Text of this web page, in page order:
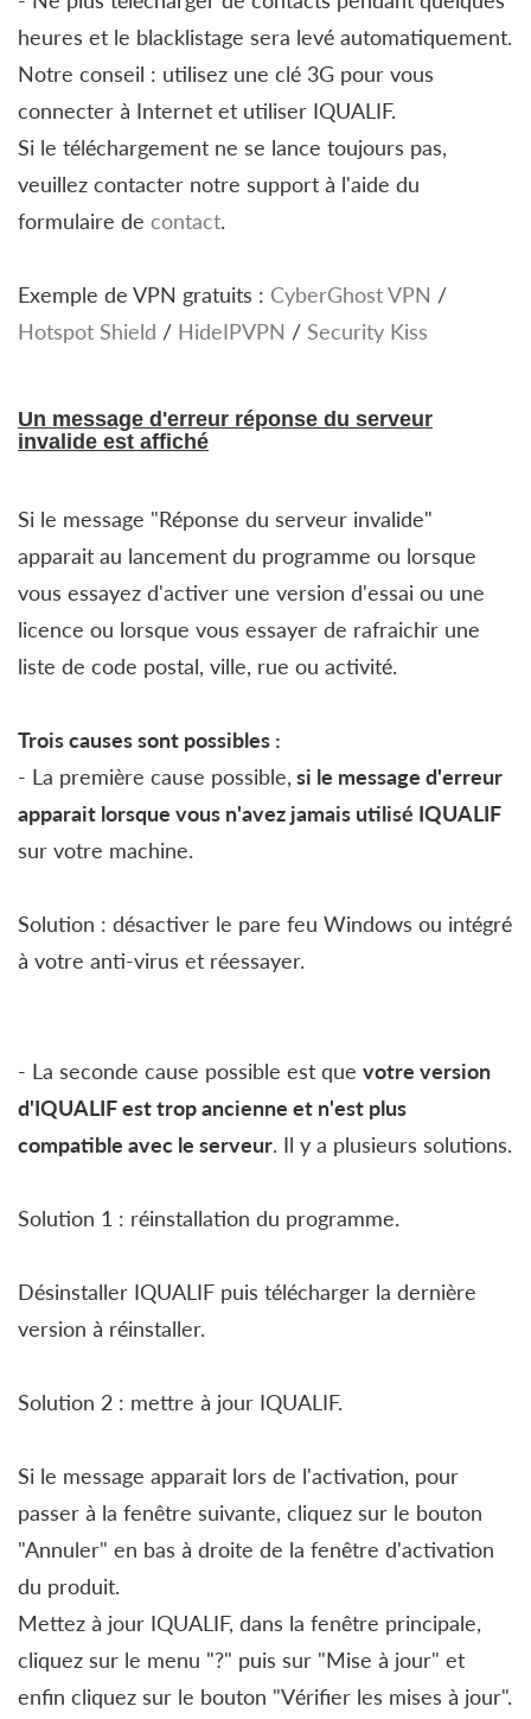
heures et le blacklistage sera levé automatiquement.
Notre conseil : utilisez une clé 3G pour vous
connecter à Internet et utiliser IQUALIF.
Si le téléchargement ne se lance toujours pas,
veuillez contacter notre support à l'aide du
formulaire de contact.
Exemple de VPN gratuits : CyberGhost VPN /
Hotspot Shield / HideIPVPN / Security Kiss
Un message d'erreur réponse du serveur
invalide est affiché
Si le message "Réponse du serveur invalide"
apparait au lancement du programme ou lorsque
vous essayez d'activer une version d'essai ou une
licence ou lorsque vous essayer de rafraichir une
liste de code postal, ville, rue ou activité.
Trois causes sont possibles :
- La première cause possible, si le message d'erreur
apparait lorsque vous n'avez jamais utilisé IQUALIF
sur votre machine.
Solution : désactiver le pare feu Windows ou intégré
à votre anti-virus et réessayer.
- La seconde cause possible est que votre version
d'IQUALIF est trop ancienne et n'est plus
compatible avec le serveur. Il y a plusieurs solutions.
Solution 1 : réinstallation du programme.
Désinstaller IQUALIF puis télécharger la dernière
version à réinstaller.
Solution 2 : mettre à jour IQUALIF.
Si le message apparait lors de l'activation, pour
passer à la fenêtre suivante, cliquez sur le bouton
"Annuler" en bas à droite de la fenêtre d'activation
du produit.
Mettez à jour IQUALIF, dans la fenêtre principale,
cliquez sur le menu "?" puis sur "Mise à jour" et
enfin cliquez sur le bouton "Vérifier les mises à jour".